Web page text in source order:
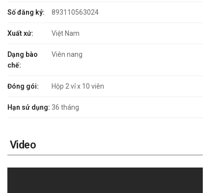
Số đăng ký: 893110563024
Xuất xứ: Việt Nam
Dạng bào
chế:
Viên nang
Đóng gói: Hộp 2 vỉ x 10 viên
Hạn sử dụng: 36 tháng
Video